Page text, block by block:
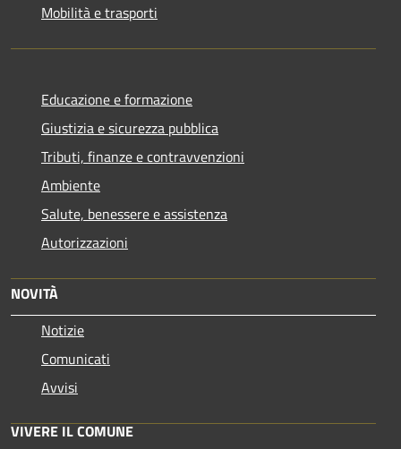
Mobilità e trasporti
Educazione e formazione
Giustizia e sicurezza pubblica
Tributi, finanze e contravvenzioni
Ambiente
Salute, benessere e assistenza
Autorizzazioni
NOVITÀ
Notizie
Comunicati
Avvisi
VIVERE IL COMUNE